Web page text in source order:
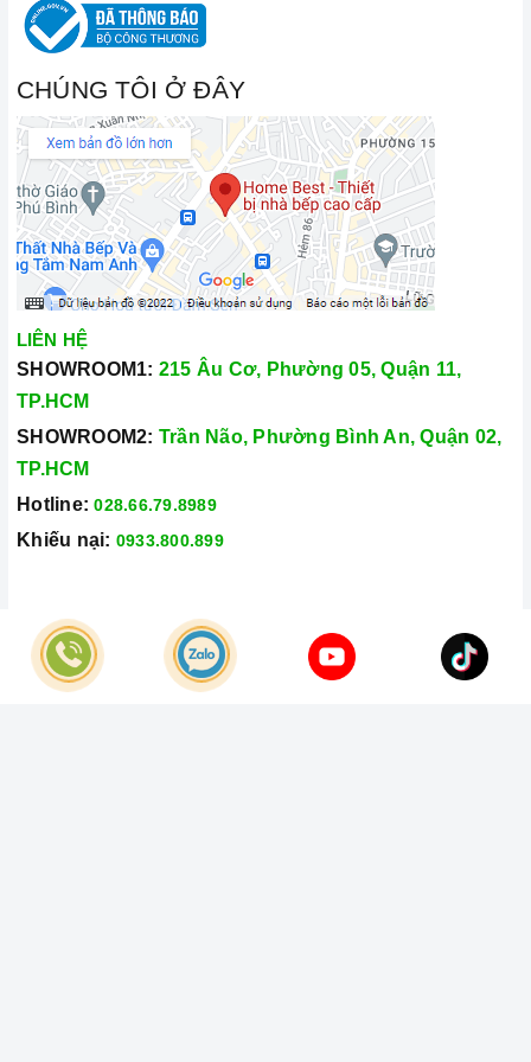
CHÚNG TÔI Ở ĐÂY
LIÊN HỆ
SHOWROOM1: 215 Âu Cơ, Phường 05, Quận 11,
TP.HCM
SHOWROOM2: Trần Não, Phường Bình An, Quận 02,
TP.HCM
Hotline: 028.66.79.8989
Khiếu nại: 0933.800.899
© Bản quyền thuộc vềCông Ty TNHH Home Best Việt Nam
Cung cấp bởi
Sapo